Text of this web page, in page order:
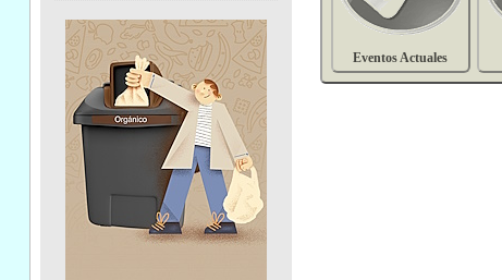
Eventos Actuales